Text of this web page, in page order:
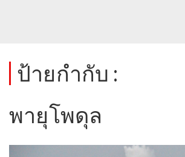
ป้ายกำกับ :
พายุโพดุล